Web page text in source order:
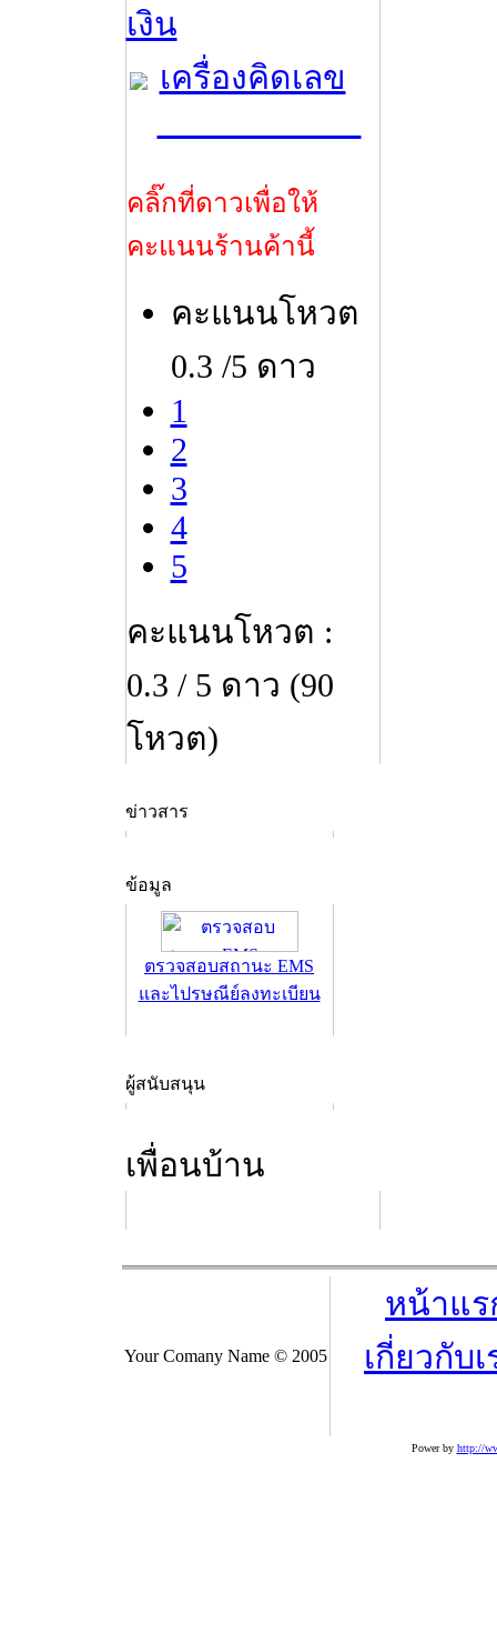
เงิน
เครื่องคิดเลข
คลิ๊กที่ดาวเพื่อให้
คะแนนร้านค้านี้
คะแนนโหวต
0.3 /5 ดาว
1
2
3
4
5
คะแนนโหวต :
0.3 / 5 ดาว (90
โหวต)
ข่าวสาร
ข้อมูล
ตรวจสอบสถานะ EMS
และไปรษณีย์ลงทะเบียน
ผู้สนับสนุน
เพื่อนบ้าน
Your Comany Name © 2005
หน้าแร
เกี่ยวกับเ
Power by http://